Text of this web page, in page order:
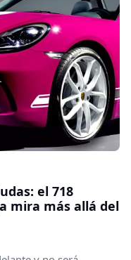
el 718
mira más allá del